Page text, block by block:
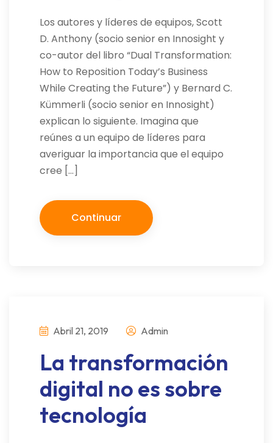
Los autores y líderes de equipos, Scott
D. Anthony (socio senior en Innosight y
co-autor del libro “Dual Transformation:
How to Reposition Today’s Business
While Creating the Future”) y Bernard C.
Kümmerli (socio senior en Innosight)
explican lo siguiente. Imagina que
reúnes a un equipo de líderes para
averiguar la importancia que el equipo
cree […]
Continuar
Abril 21, 2019 Admin
La transformación
digital no es sobre
tecnología